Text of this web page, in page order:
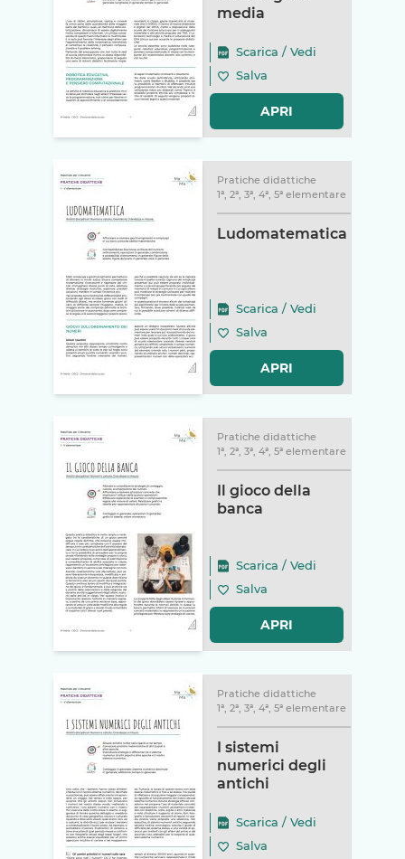
media
Scarica / Vedi
Salva
APRI
Pratiche didattiche
1ª, 2ª, 3ª, 4ª, 5ª elementare
Ludomatematica
Scarica / Vedi
Salva
APRI
Pratiche didattiche
1ª, 2ª, 3ª, 4ª, 5ª elementare
Il gioco della
banca
Scarica / Vedi
Salva
APRI
Pratiche didattiche
1ª, 2ª, 3ª, 4ª, 5ª elementare
I sistemi
numerici degli
antichi
Scarica / Vedi
Salva